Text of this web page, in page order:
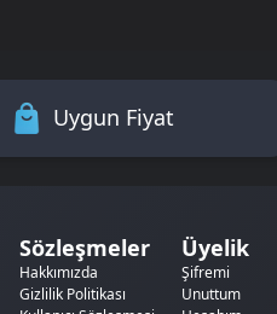
Uygun Fiyat
Sözleşmeler
Hakkımızda
Gizlilik Politikası
Üyelik
Şifremi
Unuttum